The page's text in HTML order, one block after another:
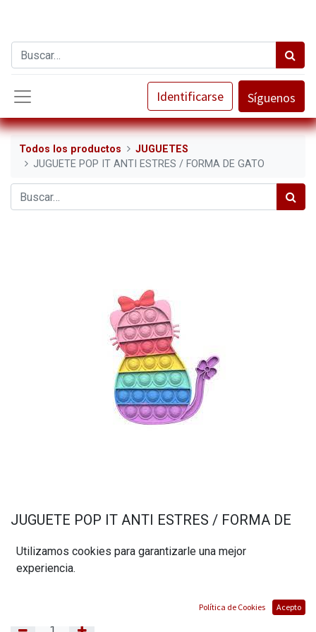
Identificarse Síguenos
Todos los productos
JUGUETES
JUGUETE POP IT ANTI ESTRES / FORMA DE GATO
JUGUETE POP IT ANTI ESTRES / FORMA DE
(0 reseña)
Utilizamos cookies para garantizarle una mejor
experiencia.
Política de Cookies Acepto